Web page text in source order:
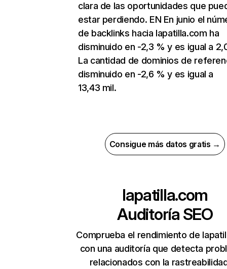
clara de las oportunidades que
estar perdiendo. EN En junio el
de backlinks hacia lapatilla.com ha
disminuido en -2,3 % y es igual a
La cantidad de dominios de
disminuido en -2,6 % y es igual a
13,43 mil.
Consigue más datos gratis →
lapatilla.com
Auditoría SEO
Comprueba el rendimiento de
con una auditoría que detecta
relacionados con la